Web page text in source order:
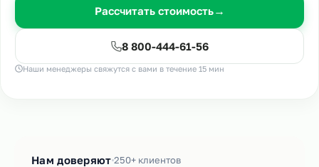
Рассчитать стоимость→
8 800-444-61-56
Наши менеджеры свяжутся с вами в течение 15 мин
Нам доверяют 250+ клиентов